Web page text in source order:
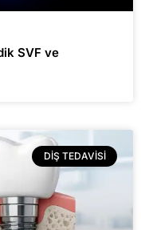
SVF ve
DIŞ TEDAVISI